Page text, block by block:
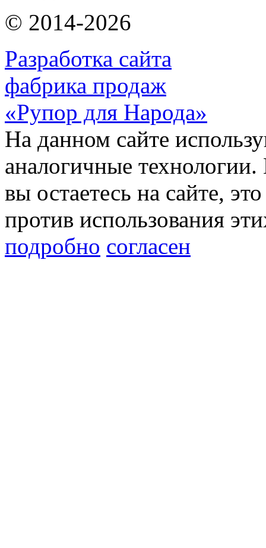
© 2014-2026
Разработка сайта
фабрика продаж
«Рупор для Народа»
На данном сайте
аналогичные
вы остаетесь на сайте,
против использования
подробно согласен